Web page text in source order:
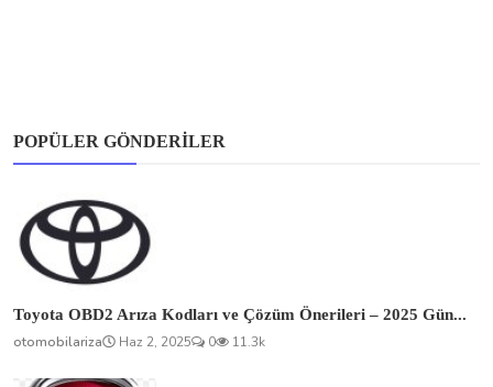
POPÜLER GÖNDERILER
Toyota OBD2 Arıza Kodları ve Çözüm Önerileri – 2025 Gün...
otomobilariza
Haz 2, 2025 0 11.3k